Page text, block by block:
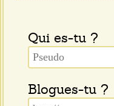
Qui es-tu ?
Blogues-tu ?